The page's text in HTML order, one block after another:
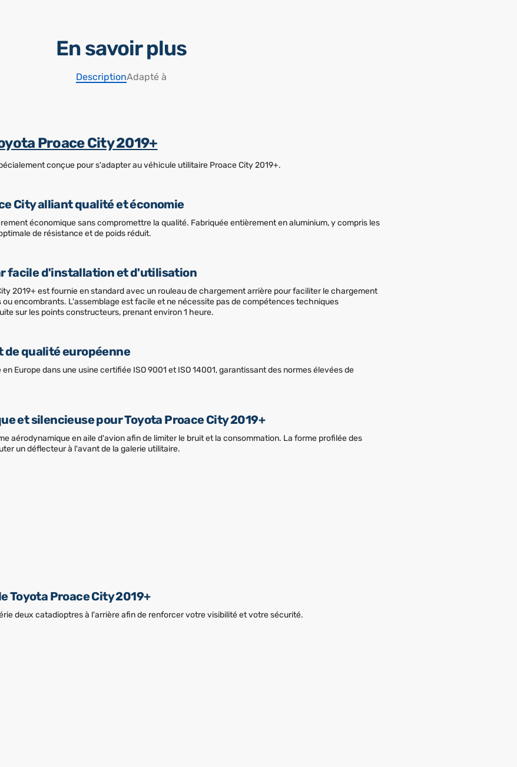
En savoir plus
DescriptionAdapté à
Proace City 2019+
conçue pour s'adapter au véhicule utilitaire Proace City 2019+.
City alliant qualité et économie
économique sans compromettre la qualité. Fabriquée entièrement en aluminium, y compris les
de résistance et de poids réduit.
facile d'installation et d'utilisation
2019+ est fournie en standard avec un rouleau de chargement arrière pour faciliter le chargement
encombrants. L'assemblage est facile et ne nécessite pas de compétences techniques
sur les points constructeurs, prenant environ 1 heure.
de qualité européenne
Europe dans une usine certifiée ISO 9001 et ISO 14001, garantissant des normes élevées de
et silencieuse pour Toyota Proace City 2019+
aérodynamique en aile d'avion afin de limiter le bruit et la consommation. La forme profilée des
un déflecteur à l'avant de la galerie utilitaire.
Toyota Proace City 2019+
deux catadioptres à l'arrière afin de renforcer votre visibilité et votre sécurité.